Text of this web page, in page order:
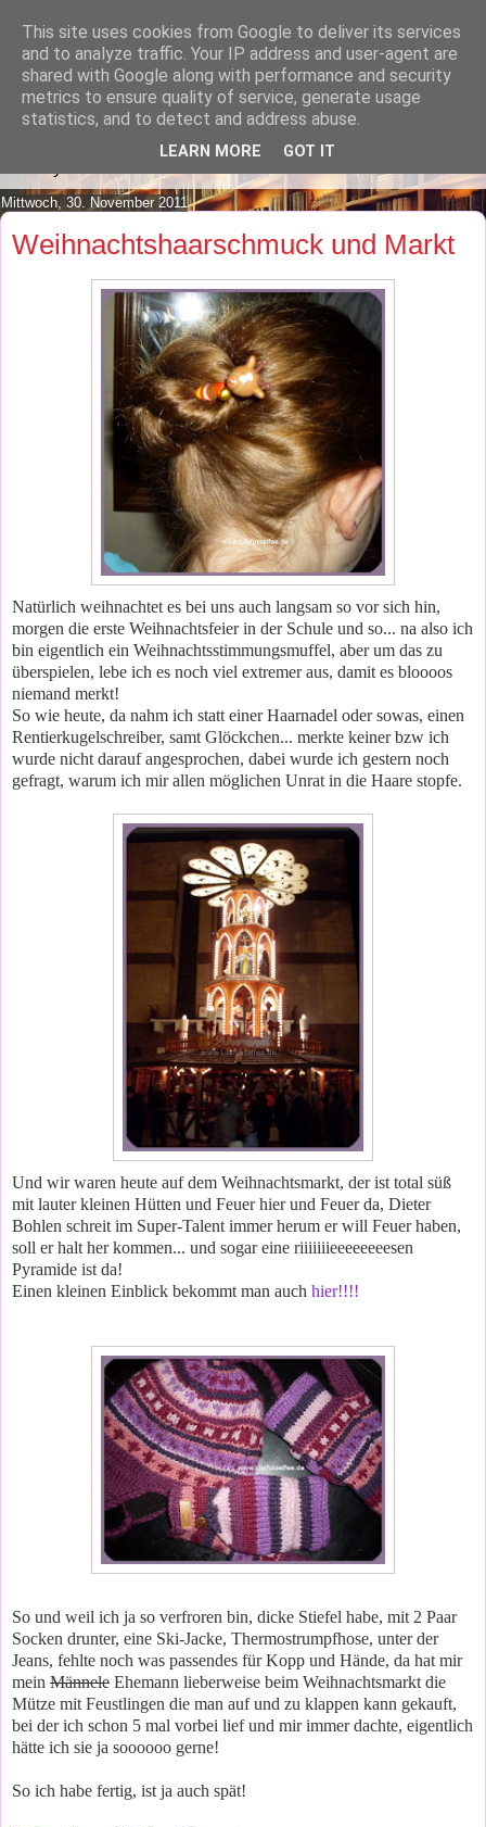
Lilafusselfee lädt Dich in ihr
Wohnzimmer ein.
Mach es Dir doch gemütlich und lies ein wenig über meine
Mittwoch, 30. November 2011
Weihnachtshaarschmuck und Markt
Natürlich weihnachtet es bei uns auch langsam so vor sich hin,
morgen die erste Weihnachtsfeier in der Schule und so... na also ich
bin eigentlich ein Weihnachtsstimmungsmuffel, aber um das zu
überspielen, lebe ich es noch viel extremer aus, damit es bloooos
niemand merkt!
So wie heute, da nahm ich statt einer Haarnadel oder sowas, einen
Rentierkugelschreiber, samt Glöckchen... merkte keiner bzw ich
wurde nicht darauf angesprochen, dabei wurde ich gestern noch
gefragt, warum ich mir allen möglichen Unrat in die Haare stopfe.
Und wir waren heute auf dem Weihnachtsmarkt, der ist total süß
mit lauter kleinen Hütten und Feuer hier und Feuer da, Dieter
Bohlen schreit im Super-Talent immer herum er will Feuer haben,
soll er halt her kommen... und sogar eine riiiiiiieeeeeeeesen
Pyramide ist da!
Einen kleinen Einblick bekommt man auch hier!!!!
So und weil ich ja so verfroren bin, dicke Stiefel habe, mit 2 Paar
Socken drunter, eine Ski-Jacke, Thermostrumpfhose, unter der
Jeans, fehlte noch was passendes für Kopp und Hände, da hat mir
mein Männele Ehemann lieberweise beim Weihnachtsmarkt die
Mütze mit Feustlingen die man auf und zu klappen kann gekauft,
bei der ich schon 5 mal vorbei lief und mir immer dachte, eigentlich
hätte ich sie ja soooooo gerne!
So ich habe fertig, ist ja auch spät!
This site uses cookies from Google to deliver its services
and to analyze traffic. Your IP address and user-agent are
shared with Google along with performance and security
metrics to ensure quality of service, generate usage
statistics, and to detect and address abuse.
LEARN MORE GOT IT